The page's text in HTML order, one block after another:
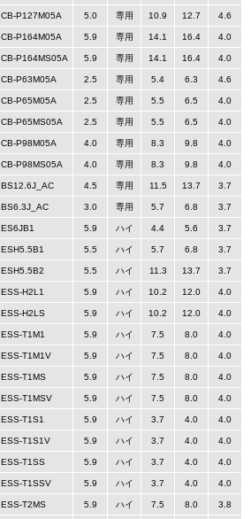
CB-P127M05A 5.0 専用 10.9 12.7 4.6
CB-P164M05A 5.9 専用 14.1 16.4 4.0
CB-P164MS05A 5.9 専用 14.1 16.4 4.0
CB-P63M05A 2.5 専用 5.4 6.3 4.6
CB-P65M05A 2.5 専用 5.5 6.5 4.0
CB-P65MS05A 2.5 専用 5.5 6.5 4.0
CB-P98M05A 4.0 専用 8.3 9.8 4.0
CB-P98MS05A 4.0 専用 8.3 9.8 4.0
BS12.6J_AC 4.5 専用 11.5 13.7 3.7
BS6.3J_AC 3.0 専用 5.7 6.8 3.7
ES6JB1 5.9 ハイ 4.4 5.6 3.7
ESH5.5B1 5.5 ハイ 5.7 6.8 3.7
ESH5.5B2 5.5 ハイ 11.3 13.7 3.7
ESS-H2L1 5.9 ハイ 10.2 12.0 4.0
ESS-H2LS 5.9 ハイ 10.2 12.0 4.0
ESS-T1M1 5.9 ハイ 7.5 8.0 4.0
ESS-T1M1V 5.9 ハイ 7.5 8.0 4.0
ESS-T1MS 5.9 ハイ 7.5 8.0 4.0
ESS-T1MSV 5.9 ハイ 7.5 8.0 4.0
ESS-T1S1 5.9 ハイ 3.7 4.0 4.0
ESS-T1S1V 5.9 ハイ 3.7 4.0 4.0
ESS-T1SS 5.9 ハイ 3.7 4.0 4.0
ESS-T1SSV 5.9 ハイ 3.7 4.0 4.0
ESS-T2MS 5.9 ハイ 7.5 8.0 3.8